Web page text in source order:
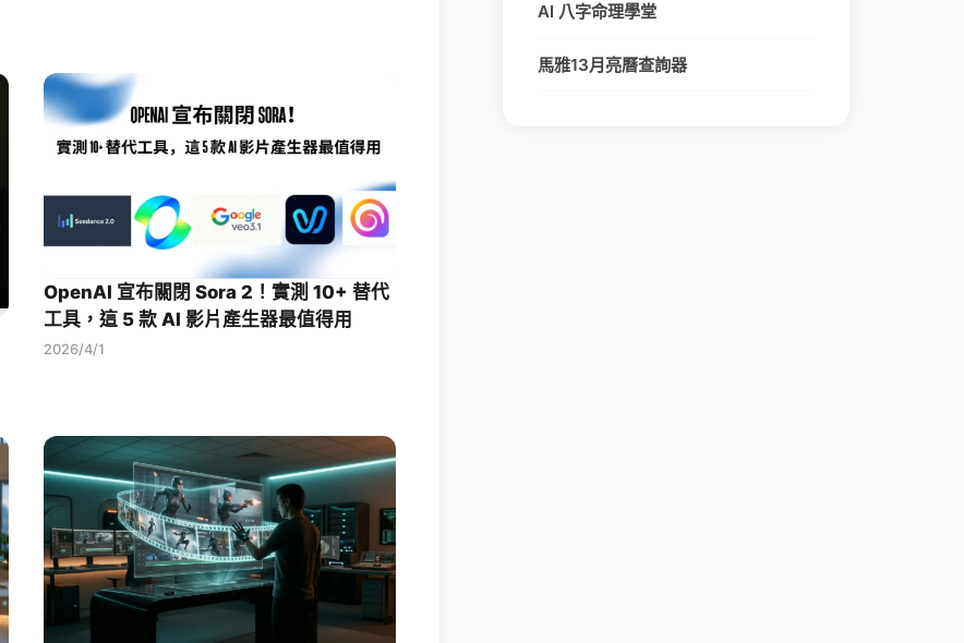
OpenAI 宣布關閉 Sora 2！實測 10+ 替代
工具，這 5 款 AI 影片產生器最值得用
2026/4/1
AI 八字命理學堂
馬雅13月亮曆查詢器